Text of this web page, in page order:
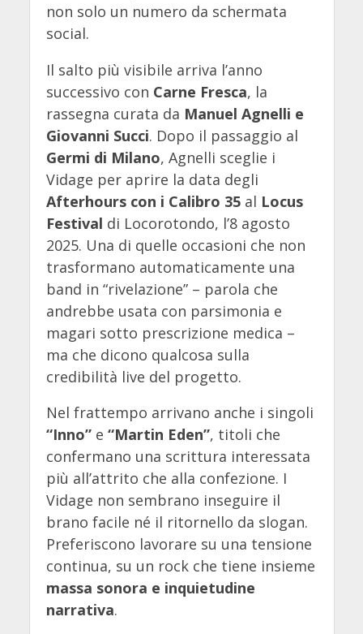
non solo un numero da schermata
social.
Il salto più visibile arriva l’anno
successivo con Carne Fresca, la
rassegna curata da Manuel Agnelli e
Giovanni Succi. Dopo il passaggio al
Germi di Milano, Agnelli sceglie i
Vidage per aprire la data degli
Afterhours con i Calibro 35al Locus
Festival di Locorotondo, l’8 agosto
2025. Una di quelle occasioni che non
trasformano automaticamente una
band in “rivelazione” – parola che
andrebbe usata con parsimonia e
magari sotto prescrizione medica –
ma che dicono qualcosa sulla
credibilità live del progetto.
Nel frattempo arrivano anche i singoli
“Inno”e “Martin Eden”, titoli che
confermano una scrittura interessata
più all’attrito che alla confezione. I
Vidage non sembrano inseguire il
brano facile né il ritornello da slogan.
Preferiscono lavorare su una tensione
continua, su un rock che tiene insieme
massa sonora e inquietudine
narrativa.